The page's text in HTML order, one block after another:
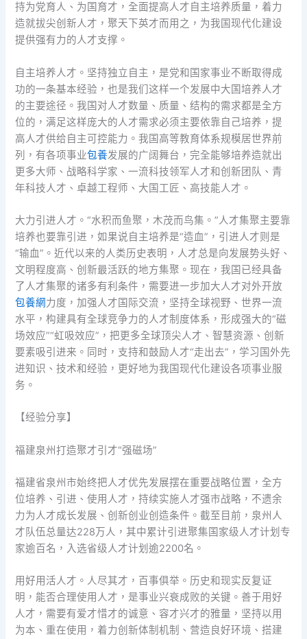
持为党育人、为国育才，全面提高人才自主培养质量，着力
造就拔尖创新人才，聚天下英才而用之，为我国现代化建设
提供强有力的人才支撑。
自主培养人才。坚持独立自主，是党和国家事业不断取得成
功的一条基本经验，也是我们这样一个发展中大国培养人才
的主要途径。我国对人才数量、质量、结构的需求都是全方
位的，满足这样庞大的人才需求必须主要依靠自己培养，提
高人才供给自主可控能力。我国高等教育体系规模居世界前
列，有各项事业包養发展的广阔舞台，完全能够培养造就出
更多大师、战略科学家、一流科技领军人才和创新团队、青
年科技人才、卓越工程师、大国工匠、高技能人才。
大力引进人才。“水积而鱼聚，木茂而鸟集。”人才集聚主要靠
培养也要靠引进，如果说自主培养是“造血”，引进人才则是
“输血”。近代以来的人类历史表明，人才总是向发展势头好、
文明程度高、创新最活跃的地方集聚。现在，我国已经具备
了人才集聚的诸多有利条件，需要进一步加大人才对外开放
包養網力度，加强人才国际交流，坚持全球视野、世界一流
水平，构建具有全球竞争力的人才制度体系，形成强大的“磁
场效应”“虹吸效应”，把更多全球顶尖人才、智慧资源、创新
要素吸引进来。同时，支持和鼓励人才“走出去”，学习国外先
进知识、技术和经验，更好地为我国现代化建设各项事业服
务。
【经验分享】
福建泉州打造聚才引才“强磁场”
福建省泉州市始终把人才优先发展摆在重要战略位置，全方
位培养、引进、使用人才，持续实施人才强市战略，不遗余
力为人才成长发展、创新创业创造条件。截至目前，泉州人
才队伍总量达228万人，其中累计引进聚集国家级人才计划专
家逾百名，入选省级人才计划逾2200名。
用好用活人才。人尽其才，百事俱举。历史和现实反复证
明，能否合理使用人才，是事业兴衰成败的关键。善于用好
人才，需要有爱才惜才的诚意、容才兴才的雅量，坚持以用
为本、重在使用，着力创新体制机制、营造良好环境、搭建